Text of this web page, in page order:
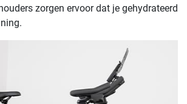
zorgen ervoor dat je gehydrateerd